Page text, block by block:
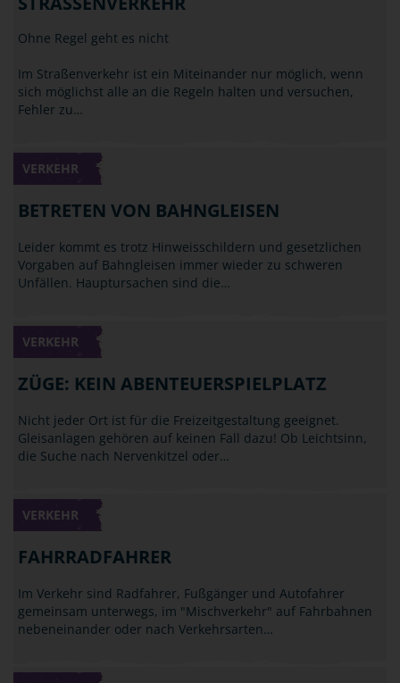
Ohne Regel geht es nicht
Im Straßenverkehr ist ein Miteinander nur möglich, wenn
sich möglichst alle an die Regeln halten und versuchen,
Fehler zu…
VERKEHR
BETRETEN VON BAHNGLEISEN
Leider kommt es trotz Hinweisschildern und gesetzlichen
Vorgaben auf Bahngleisen immer wieder zu schweren
Unfällen. Hauptursachen sind die…
VERKEHR
ZÜGE: KEIN ABENTEUERSPIELPLATZ
Nicht jeder Ort ist für die Freizeitgestaltung geeignet.
Gleisanlagen gehören auf keinen Fall dazu! Ob Leichtsinn,
die Suche nach Nervenkitzel oder…
VERKEHR
FAHRRADFAHRER
Im Verkehr sind Radfahrer, Fußgänger und Autofahrer
gemeinsam unterwegs, im "Mischverkehr" auf Fahrbahnen
nebeneinander oder nach Verkehrsarten…